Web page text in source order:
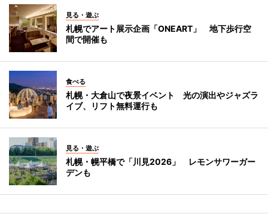
見る・遊ぶ
札幌でアート展示企画「ONEART」 地下歩行空
間で開催も
食べる
札幌・大倉山で夜景イベント 光の演出やジャズラ
イブ、リフト無料運行も
見る・遊ぶ
札幌・幌平橋で「川見2026」 レモンサワーガー
デンも